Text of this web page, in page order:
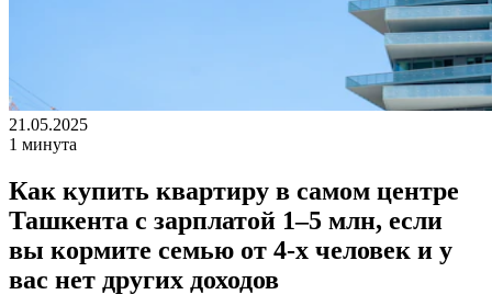
21.05.2025
1 минута
Как купить квартиру в самом центре
Ташкента с зарплатой 1–5 млн, если
вы кормите семью от 4-х человек и у
вас нет других доходов